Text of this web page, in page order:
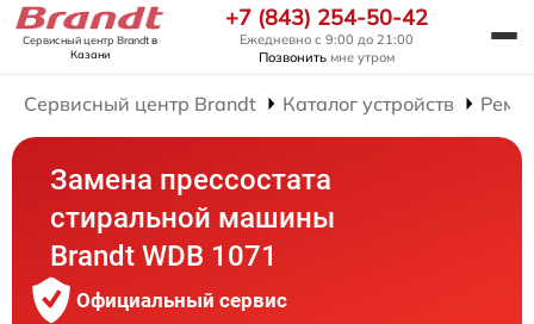
Сервисный центр Brandtв
Казани
+7 (843) 254-50-42
Ежедневно с 9:00 до 21:00
Позвонить мне утром
Сервисный центр Brandt Каталог устройств
Замена прессостата
стиральной машины
Brandt WDB 1071
Официальный сервис